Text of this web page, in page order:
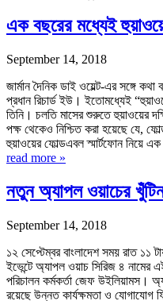
এক বছরের মধ্যেই
September 14, 2018
জার্মান দৈনিক ডাই ওয়েল্ট-এর সঙ্গে কথা
প্রধান রিচার্ড ইউ। ইতোমধ্যেই
তিনি। চলতি মাসের শুরুতে হুয়াওয়ের
পক্ষ থেকেও নিশ্চিত করা হয়েছে যে,
হুয়াওয়ের ফোল্ডএবল স্মার্টফোন নিয়ে
read more »
নতুন অ্যাপল ওয়াচের
September 14, 2018
১২ সেপ্টেম্বর বাংলাদেশ সময় রাত ১১
ইভেন্টে অ্যাপল ওয়াচ সিরিজ ৪ নামের
পরিচালন কর্মকর্তা জেফ
রয়েছে উন্নত কার্যক্ষমতা ও যোগাযোগ